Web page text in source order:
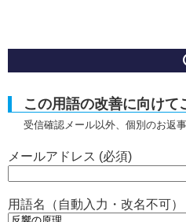
この用語の改善に向けて
受信確認メール以外、個別のお返
メールアドレス (必須)
用語名（自動入力・改名不可）